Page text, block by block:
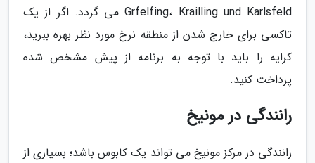
Grfelfing، Krailling und Karlsfeld می گردد. اگر از یک
تاکسی برای خارج شدن از منطقه نرخ مورد نظر بهره ببرید،
کرایه را باید با توجه به برنامه از پیش مشخص شده
پرداخت کنید.
رانندگی در مونیخ
رانندگی در مرکز مونیخ می تواند یک کابوس باشد؛ بسیاری از